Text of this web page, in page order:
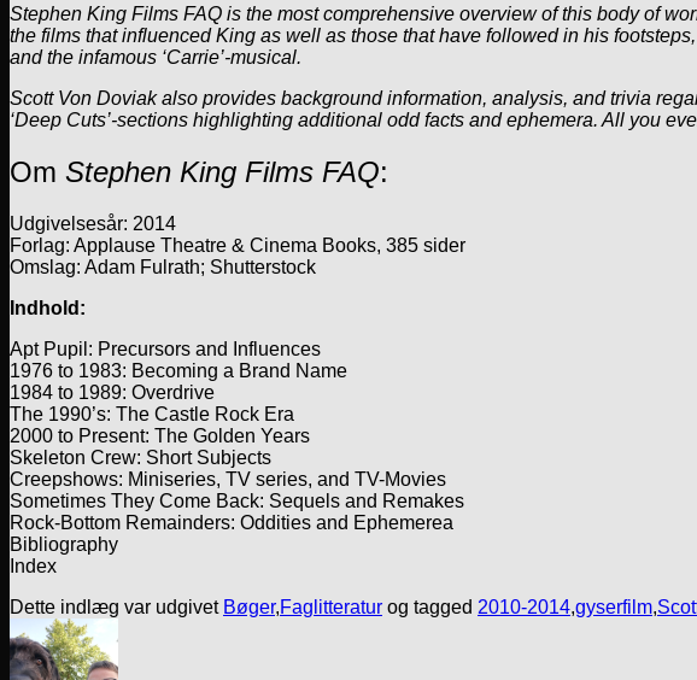
Stephen King Films FAQ is the most comprehensive overview of this body of
the films that influenced King as well as those that have followed in his
and the infamous ‘Carrie’-musical.
Scott Von Doviak also provides background information, analysis, and trivia
‘Deep Cuts’-sections highlighting additional odd facts and ephemera. All you
Om Stephen King Films FAQ:
Udgivelsesår: 2014
Forlag: Applause Theatre & Cinema Books, 385 sider
Omslag: Adam Fulrath; Shutterstock
Indhold:
Apt Pupil: Precursors and Influences
1976 to 1983: Becoming a Brand Name
1984 to 1989: Overdrive
The 1990’s: The Castle Rock Era
2000 to Present: The Golden Years
Skeleton Crew: Short Subjects
Creepshows: Miniseries, TV series, and TV-Movies
Sometimes They Come Back: Sequels and Remakes
Rock-Bottom Remainders: Oddities and Ephemerea
Bibliography
Index
Dette indlæg var udgivet Bøger,Faglitteratur og tagged 2010-2014,gyserfilm,